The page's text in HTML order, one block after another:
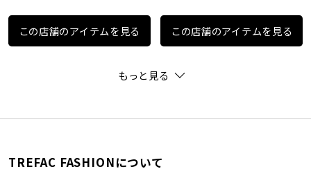
この店舗のアイテムを見る この店舗のアイテムを見る
もっと見る
TREFAC FASHIONについて